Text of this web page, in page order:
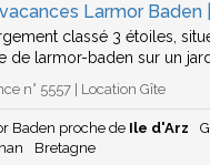
Larmor Baden
classé 3 étoiles,
de larmor-baden sur un
n° 5557 | Location Gîte
Baden proche de Ile d'Arz
Bretagne